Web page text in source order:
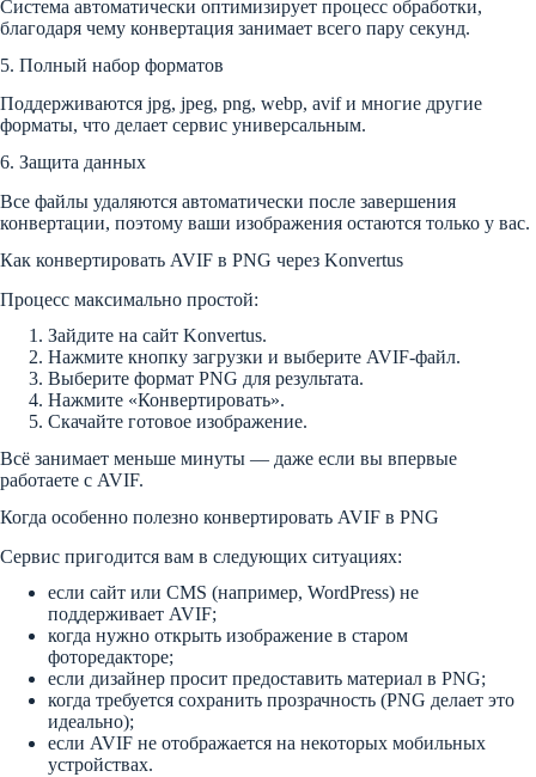
Система автоматически оптимизирует процесс обработки,
благодаря чему конвертация занимает всего пару секунд.
5. Полный набор форматов
Поддерживаются jpg, jpeg, png, webp, avif и многие другие
форматы, что делает сервис универсальным.
6. Защита данных
Все файлы удаляются автоматически после завершения
конвертации, поэтому ваши изображения остаются только у вас.
Как конвертировать AVIF в PNG через Konvertus
Процесс максимально простой:
Зайдите на сайт Konvertus.
Нажмите кнопку загрузки и выберите AVIF-файл.
Выберите формат PNG для результата.
Нажмите «Конвертировать».
Скачайте готовое изображение.
Всё занимает меньше минуты — даже если вы впервые
работаете с AVIF.
Когда особенно полезно конвертировать AVIF в PNG
Сервис пригодится вам в следующих ситуациях:
если сайт или CMS (например, WordPress) не
поддерживает AVIF;
когда нужно открыть изображение в старом
фоторедакторе;
если дизайнер просит предоставить материал в PNG;
когда требуется сохранить прозрачность (PNG делает это
идеально);
если AVIF не отображается на некоторых мобильных
устройствах.